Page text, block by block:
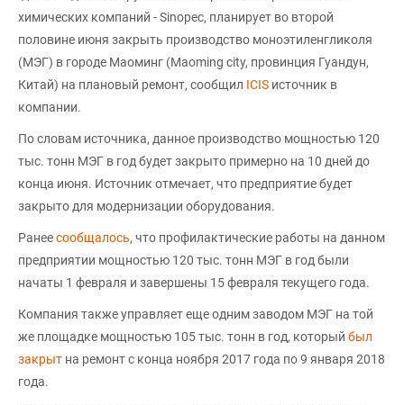
химических компаний - Sinopec, планирует во второй
половине июня закрыть производство моноэтиленгликоля
(МЭГ) в городе Маоминг (Maoming city, провинция Гуандун,
Китай) на плановый ремонт, сообщил ICIS источник в
компании.
По словам источника, данное производство мощностью 120
тыс. тонн МЭГ в год будет закрыто примерно на 10 дней до
конца июня. Источник отмечает, что предприятие будет
закрыто для модернизации оборудования.
Ранеесообщалось, что профилактические работы на данном
предприятии мощностью 120 тыс. тонн МЭГ в год были
начаты 1 февраля и завершены 15 февраля текущего года.
Компания также управляет еще одним заводом МЭГ на той
же площадке мощностью 105 тыс. тонн в год, который был
закрыт на ремонт с конца ноября 2017 года по 9 января 2018
года.